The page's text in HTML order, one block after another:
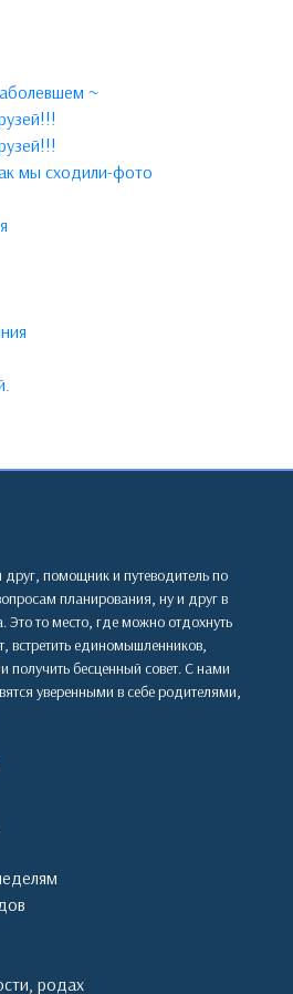
~
мы сходили-фото
друг, помощник и путеводитель по
планирования, ну и друг в
Это то место, где можно отдохнуть
встретить единомышленников,
получить бесценный совет. С нами
уверенными в себе родителями,
родах